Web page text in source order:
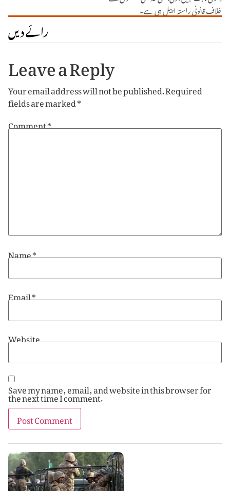
خلاف قانونی راستہ اپیل ہی ہے۔
رائے دیں
Leave a Reply
Your email address will not be published.Required
fields are marked*
Comment*
Name*
Email*
Website
Save my name, email, and website in this browser for
the next time I comment.